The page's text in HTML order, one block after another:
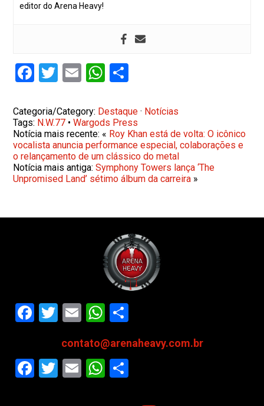
editor do Arena Heavy!
Facebook
Twitter
EmailWhatsApp
Categoria/Category: Destaque · Notícias
Tags: N.W.77 •Wargods Press
Notícia mais recente: « Roy Khan está de volta: O icônico
vocalista anuncia performance especial, colaborações e
o relançamento de um clássico do metal
Notícia mais antiga:Symphony Towers lança ‘The
Unpromised Land’ sétimo álbum da carreira »
Facebook
Twitter
EmailWhatsApp
contato@arenaheavy.com.br
Facebook
Twitter
EmailWhatsApp